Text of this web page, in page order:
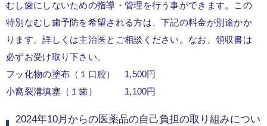
むし歯にしないための指導・管理を行う事ができます。この
特別なむし歯予防を希望される方は、下記の料金が別途かか
ります。詳しくは主治医とご相談ください。なお、領収書は
必ずお受け取り下さい。
フッ化物の塗布（１口腔） 1,500円
小窩裂溝填塞（１歯） 1,100円
2024年10月からの医薬品の自己負担の取り組みについ